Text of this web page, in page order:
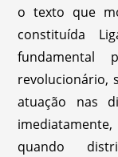
o texto que
constituída
fundamental
revolucionário,
atuação nas
quando